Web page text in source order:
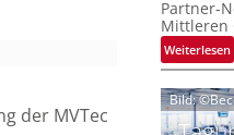
der MVTec
l
N
s
i
s
i
-
E
v
t
Partner-
Mittleren
Weiterlesen:
s
Bild: